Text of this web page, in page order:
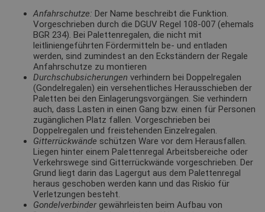
Anfahrschutze: Der Name beschreibt die Funktion.
Vorgeschrieben durch die DGUV Regel 108-007 (ehemals
BGR 234). Bei Palettenregalen, die nicht mit
leitliniengeführten Fördermitteln be- und entladen
werden, sind zumindest an den Eckständern der Regale
Anfahrschutze zu montieren
Durchschubsicherungen verhindern bei Doppelregalen
(Gondelregalen) ein versehentliches Herausschieben der
Paletten bei den Einlagerungsvorgängen. Sie verhindern
auch, dass Lasten in einen Gang bzw. einen für Personen
zugänglichen Platz fallen. Vorgeschrieben bei
Doppelregalen und freistehenden Einzelregalen.
Gitterrückwände schützen Ware vor dem Herausfallen.
Liegen hinter einem Palettenregal Arbeitsbereiche oder
Verkehrswege sind Gitterrückwände vorgeschrieben. Der
Grund liegt darin das Lagergut aus dem Palettenregal
heraus geschoben werden kann und das Riskio für
Verletzungen besteht.
Gondelverbinder gewährleisten beim Aufbau von